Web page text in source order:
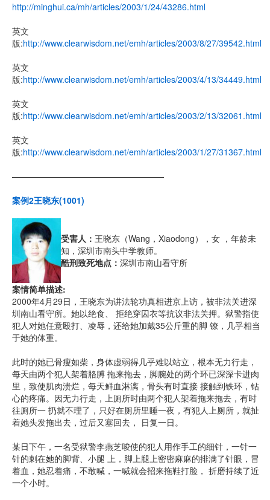
http://minghui.ca/mh/articles/2003/1/24/43286.html
英文
版:http://www.clearwisdom.net/emh/articles/2003/8/27/39542.html
英文
版:http://www.clearwisdom.net/emh/articles/2003/4/13/34449.html
英文
版:http://www.clearwisdom.net/emh/articles/2003/2/13/32061.html
英文
版:http://www.clearwisdom.net/emh/articles/2003/1/27/31367.html
——————————————————
案例2王晓东(1001)
受害人： 王晓东（Wang，Xiaodong），女 ，年龄未
知，深圳市南头中学教师。
酷刑致死地点： 深圳市南山看守所
案情简单描述:
2000年4月29日，王晓东为讲法轮功真相进京上访，被非法关进深
圳南山看守所。她以绝食、 拒绝穿囚衣等抗议非法关押。狱警指使
犯人对她任意殴打、凌辱，还给她加戴35公斤重的脚 镣，几乎相当
于她的体重。
此时的她已骨瘦如柴，身体虚弱得几乎难以站立，根本无力行走，
每天由两个犯人架着胳膊 拖来拖去，脚腕处的两个环已深深卡进肉
里，致使肌肉溃烂，每天鲜血淋漓，骨头有时直接 接触到铁环，钻
心的疼痛。因无力行走，上厕所时由两个犯人架着拖来拖去，有时
往厕所一 扔就不理了，只好在厕所里睡一夜，有犯人上厕所，就扯
着她头发拖出去，过后又塞回去， 日复一日。
某日下午，一名受狱警李燕芝唆使的犯人用作手工的细针，一针一
针的刺在她的脚背、小腿 上，脚上腿上密密麻麻的排满了针眼，冒
着血，她忍着痛，不敢喊，一喊就会招来拖鞋打脸， 折磨持续了近
一个小时。